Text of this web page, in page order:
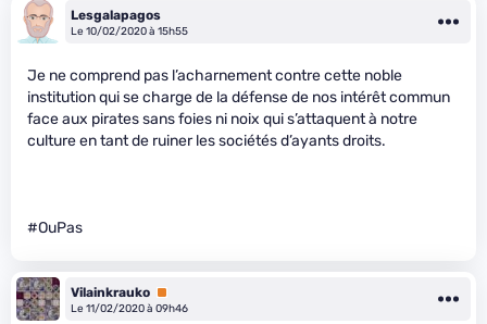
Lesgalapagos
Le 10/02/2020 à 15h55
Je ne comprend pas l’acharnement contre cette noble
institution qui se charge de la défense de nos intérêt commun
face aux pirates sans foies ni noix qui s’attaquent à notre
culture en tant de ruiner les sociétés d’ayants droits.
#OuPas
Vilainkrauko Premium
Le 11/02/2020 à 09h46